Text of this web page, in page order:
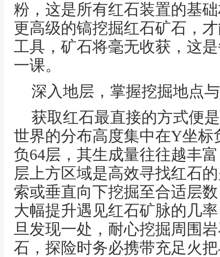
粉，这是所有红石装置的基
更高级的镐挖掘红石矿石，
工具，矿石将毫无收获，这
一课。
深入地层，掌握挖掘地点
获取红石最直接的方式便
世界的分布高度集中在Y坐标
负64层，其生成量往往越丰
层上方区域是高效寻找红石
索或垂直向下挖掘至合适层
大幅提升遇见红石矿脉的几
旦发现一处，耐心挖掘周围
石，探险时务必携带充足火